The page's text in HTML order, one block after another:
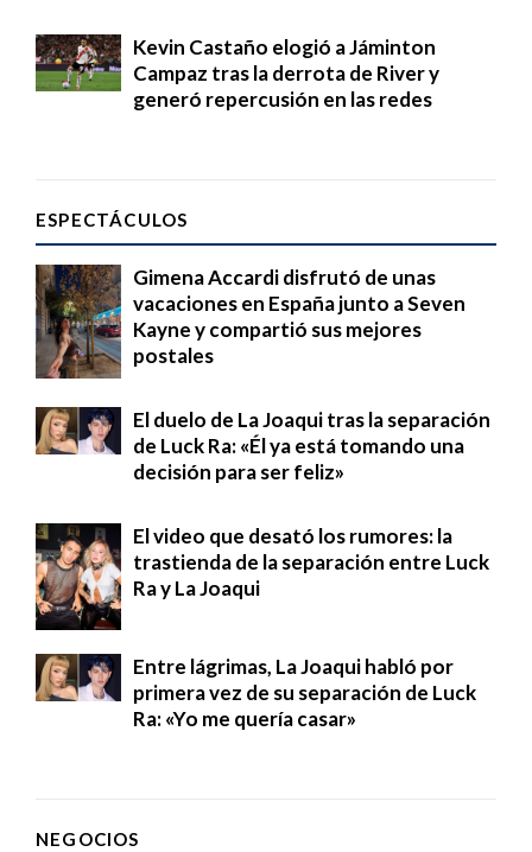
Kevin Castaño elogió a Jáminton
Campaz tras la derrota de River y
generó repercusión en las redes
ESPECTÁCULOS
Gimena Accardi disfrutó de unas
vacaciones en España junto a Seven
Kayne y compartió sus mejores
postales
El duelo de La Joaqui tras la separación
de Luck Ra: «Él ya está tomando una
decisión para ser feliz»
El video que desató los rumores: la
trastienda de la separación entre Luck
Ra y La Joaqui
Entre lágrimas, La Joaqui habló por
primera vez de su separación de Luck
Ra: «Yo me quería casar»
NEGOCIOS